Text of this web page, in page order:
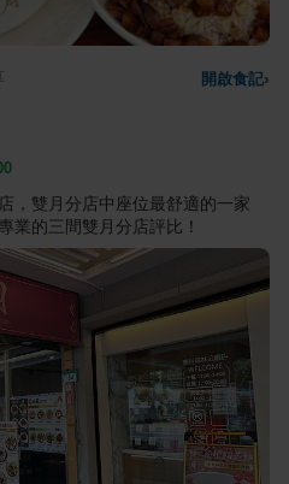
開啟食記›
，雙月分店中座位最舒適的一家
業的三間雙月分店評比！